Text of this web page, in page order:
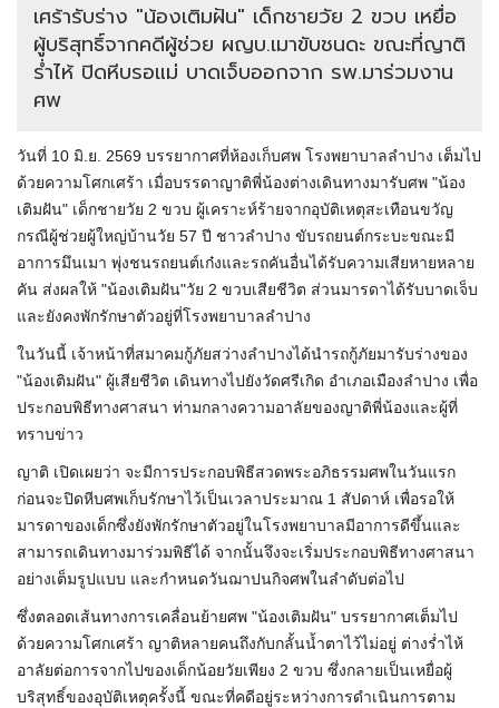
เศร้ารับร่าง "น้องเติมฝัน" เด็กชายวัย 2 ขวบ เหยื่อ
ผู้บริสุทธิ์จากคดีผู้ช่วย ผญบ.เมาขับชนดะ ขณะที่ญาติ
ร่ำไห้ ปิดหีบรอแม่ บาดเจ็บออกจาก รพ.มาร่วมงาน
ศพ
วันที่ 10 มิ.ย. 2569 บรรยากาศที่ห้องเก็บศพ โรงพยาบาลลำปาง เต็มไป
ด้วยความโศกเศร้า เมื่อบรรดาญาติพี่น้องต่างเดินทางมารับศพ "น้อง
เติมฝัน" เด็กชายวัย 2 ขวบ ผู้เคราะห์ร้ายจากอุบัติเหตุสะเทือนขวัญ
กรณีผู้ช่วยผู้ใหญ่บ้านวัย 57 ปี ชาวลำปาง ขับรถยนต์กระบะขณะมี
อาการมึนเมา พุ่งชนรถยนต์เก๋งและรถคันอื่นได้รับความเสียหายหลาย
คัน ส่งผลให้ "น้องเติมฝัน"วัย 2 ขวบเสียชีวิต ส่วนมารดาได้รับบาดเจ็บ
และยังคงพักรักษาตัวอยู่ที่โรงพยาบาลลำปาง
ในวันนี้ เจ้าหน้าที่สมาคมกู้ภัยสว่างลำปางได้นำรถกู้ภัยมารับร่างของ
"น้องเติมฝัน" ผู้เสียชีวิต เดินทางไปยังวัดศรีเกิด อำเภอเมืองลำปาง เพื่อ
ประกอบพิธีทางศาสนา ท่ามกลางความอาลัยของญาติพี่น้องและผู้ที่
ทราบข่าว
ญาติ เปิดเผยว่า จะมีการประกอบพิธีสวดพระอภิธรรมศพในวันแรก
ก่อนจะปิดหีบศพเก็บรักษาไว้เป็นเวลาประมาณ 1 สัปดาห์ เพื่อรอให้
มารดาของเด็กซึ่งยังพักรักษาตัวอยู่ในโรงพยาบาลมีอาการดีขึ้นและ
สามารถเดินทางมาร่วมพิธีได้ จากนั้นจึงจะเริ่มประกอบพิธีทางศาสนา
อย่างเต็มรูปแบบ และกำหนดวันฌาปนกิจศพในลำดับต่อไป
ซึ่งตลอดเส้นทางการเคลื่อนย้ายศพ "น้องเติมฝัน" บรรยากาศเต็มไป
ด้วยความโศกเศร้า ญาติหลายคนถึงกับกลั้นน้ำตาไว้ไม่อยู่ ต่างร่ำไห้
อาลัยต่อการจากไปของเด็กน้อยวัยเพียง 2 ขวบ ซึ่งกลายเป็นเหยื่อผู้
บริสุทธิ์ของอุบัติเหตุครั้งนี้ ขณะที่คดีอยู่ระหว่างการดำเนินการตาม